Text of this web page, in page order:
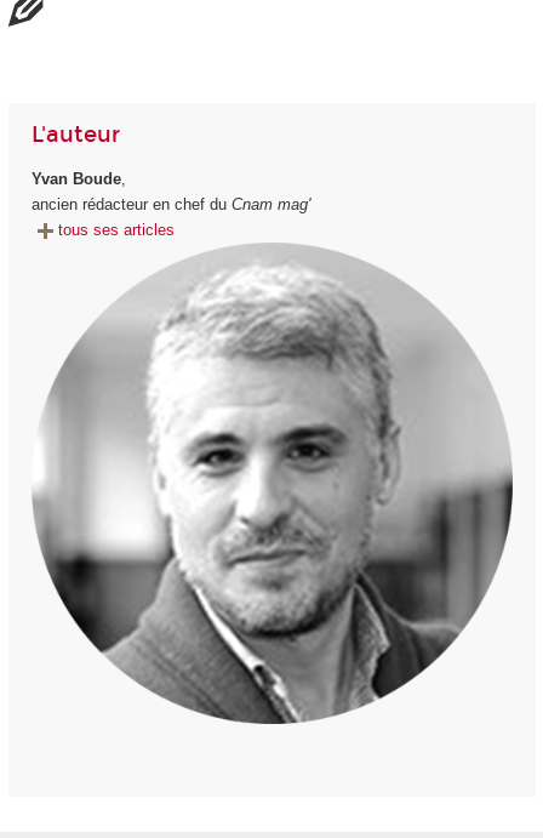
L'auteur
Yvan Boude,
ancien rédacteur en chef du Cnam mag'
tous ses articles